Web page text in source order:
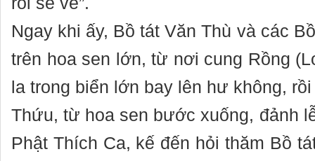
Ngay khi ấy, Bồ tát Văn Thù và các
trên hoa sen lớn, từ nơi cung Rồng
la trong biển lớn bay lên hư không,
Thứu, từ hoa sen bước xuống, đảnh
Phật Thích Ca, kế đến hỏi thăm Bồ